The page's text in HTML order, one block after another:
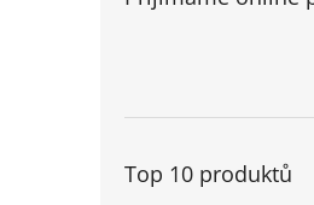
Top 10 produktů